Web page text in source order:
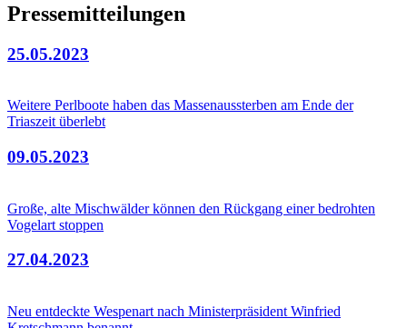
Pressemitteilungen
25.05.2023
Weitere Perlboote haben das Massenaussterben am Ende der
Triaszeit überlebt
09.05.2023
Große, alte Mischwälder können den Rückgang einer bedrohten
Vogelart stoppen
27.04.2023
Neu entdeckte Wespenart nach Ministerpräsident Winfried